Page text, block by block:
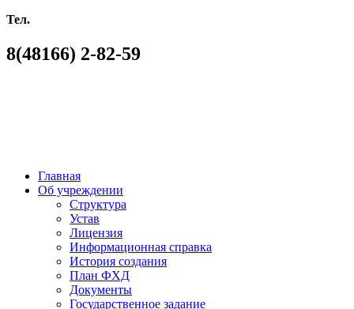
Тел.
8(48166) 2-82-59
Главная
Об учреждении
Структура
Устав
Лицензия
Информационная справка
История создания
План ФХД
Документы
Государственное задание